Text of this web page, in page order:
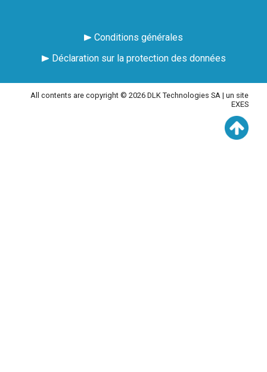
Conditions générales
Déclaration sur la protection des données
All contents are copyright © 2026 DLK Technologies SA | un site
EXES